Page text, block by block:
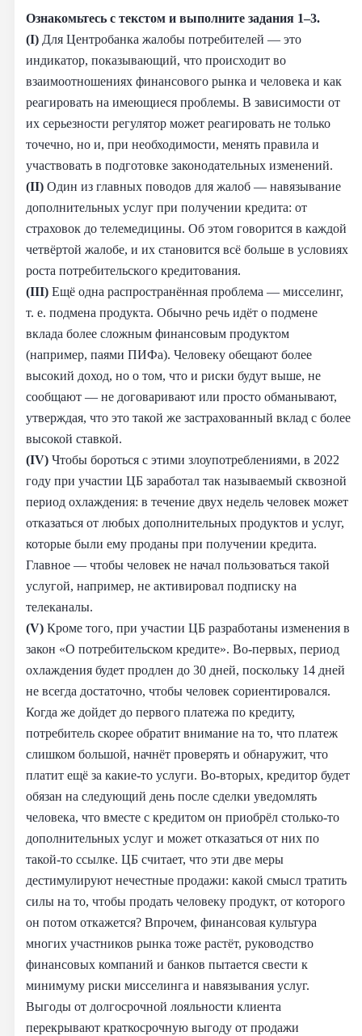
Ознакомьтесь с текстом и выполните задания 1–3.
(I) Для Центробанка жалобы потребителей — это
индикатор, показывающий, что происходит во
взаимоотношениях финансового рынка и человека и как
реагировать на имеющиеся проблемы. В зависимости от
их серьезности регулятор может реагировать не только
точечно, но и, при необходимости, менять правила и
участвовать в подготовке законодательных изменений.
(II) Один из главных поводов для жалоб — навязывание
дополнительных услуг при получении кредита: от
страховок до телемедицины. Об этом говорится в каждой
четвёртой жалобе, и их становится всё больше в условиях
роста потребительского кредитования.
(III) Ещё одна распространённая проблема — мисселинг,
т. е. подмена продукта. Обычно речь идёт о подмене
вклада более сложным финансовым продуктом
(например, паями ПИФа). Человеку обещают более
высокий доход, но о том, что и риски будут выше, не
сообщают — не договаривают или просто обманывают,
утверждая, что это такой же застрахованный вклад с более
высокой ставкой.
(IV) Чтобы бороться с этими злоупотреблениями, в 2022
году при участии ЦБ заработал так называемый сквозной
период охлаждения: в течение двух недель человек может
отказаться от любых дополнительных продуктов и услуг,
которые были ему проданы при получении кредита.
Главное — чтобы человек не начал пользоваться такой
услугой, например, не активировал подписку на
телеканалы.
(V) Кроме того, при участии ЦБ разработаны изменения в
закон «О потребительском кредите». Во-первых, период
охлаждения будет продлен до 30 дней, поскольку 14 дней
не всегда достаточно, чтобы человек сориентировался.
Когда же дойдет до первого платежа по кредиту,
потребитель скорее обратит внимание на то, что платеж
слишком большой, начнёт проверять и обнаружит, что
платит ещё за какие-то услуги. Во-вторых, кредитор будет
обязан на следующий день после сделки уведомлять
человека, что вместе с кредитом он приобрёл столько-то
дополнительных услуг и может отказаться от них по
такой-то ссылке. ЦБ считает, что эти две меры
дестимулируют нечестные продажи: какой смысл тратить
силы на то, чтобы продать человеку продукт, от которого
он потом откажется? Впрочем, финансовая культура
многих участников рынка тоже растёт, руководство
финансовых компаний и банков пытается свести к
минимуму риски мисселинга и навязывания услуг.
Выгоды от долгосрочной лояльности клиента
перекрывают краткосрочную выгоду от продажи